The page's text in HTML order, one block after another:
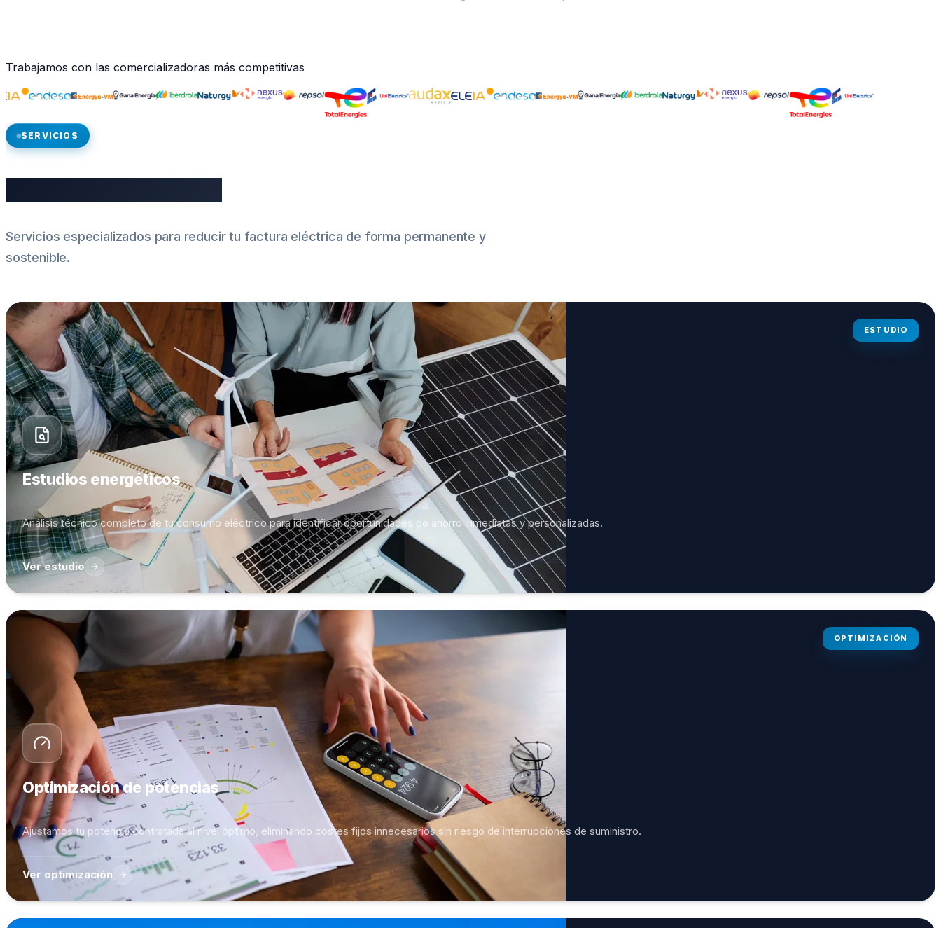
Trabajamos con las comercializadoras más competitivas
SERVICIOS
Servicios especializados para reducir tu factura eléctrica de forma permanente y
sostenible.
ESTUDIO
Estudios energéticos
Análisis técnico completo de tu consumo eléctrico para identificar oportunidades de ahorro inmediatas y personalizadas.
Ver estudio
OPTIMIZACIÓN
Optimización de potencias
Ajustamos tu potencia contratada al nivel óptimo, eliminando costes fijos innecesarios sin riesgo de interrupciones de suministro.
Ver optimización